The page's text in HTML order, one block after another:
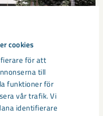
cookies
för att
till
funktioner för
vår trafik. Vi
identifierare